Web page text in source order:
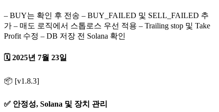
– BUY는 확인 후 전송 – BUY_FAILED 및 SELL_FAILED 추
가 – 매도 로직에서 스톱로스 우선 적용 – Trailing stop 및 Take
Profit 수정 – DB 저장 전 Solana 확인
🗓️ 2025년 7월 23일
📦 [v1.8.3]
✅ 안정성, Solana 및 장치 관리